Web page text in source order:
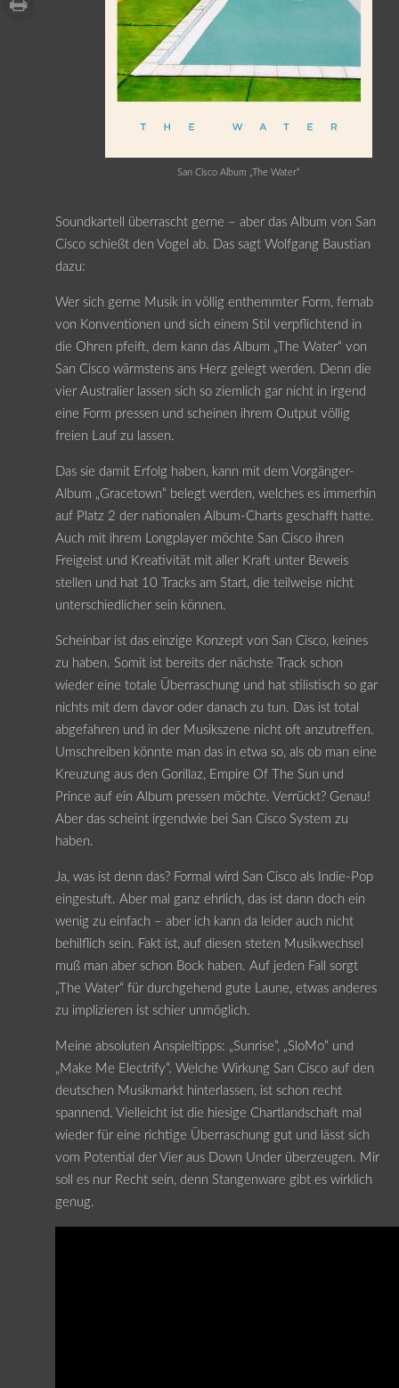
San Cisco Album „The Water“
Soundkartell überrascht gerne – aber das Album von San
Cisco schießt den Vogel ab. Das sagt Wolfgang Baustian
dazu:
Wer sich gerne Musik in völlig enthemmter Form, fernab
von Konventionen und sich einem Stil verpflichtend in
die Ohren pfeift, dem kann das Album „The Water“ von
San Cisco wärmstens ans Herz gelegt werden. Denn die
vier Australier lassen sich so ziemlich gar nicht in irgend
eine Form pressen und scheinen ihrem Output völlig
freien Lauf zu lassen.
Das sie damit Erfolg haben, kann mit dem Vorgänger-
Album „Gracetown“ belegt werden, welches es immerhin
auf Platz 2 der nationalen Album-Charts geschafft hatte.
Auch mit ihrem Longplayer möchte San Cisco ihren
Freigeist und Kreativität mit aller Kraft unter Beweis
stellen und hat 10 Tracks am Start, die teilweise nicht
unterschiedlicher sein können.
Scheinbar ist das einzige Konzept von San Cisco, keines
zu haben. Somit ist bereits der nächste Track schon
wieder eine totale Überraschung und hat stilistisch so gar
nichts mit dem davor oder danach zu tun. Das ist total
abgefahren und in der Musikszene nicht oft anzutreffen.
Umschreiben könnte man das in etwa so, als ob man eine
Kreuzung aus den Gorillaz, Empire Of The Sun und
Prince auf ein Album pressen möchte. Verrückt? Genau!
Aber das scheint irgendwie bei San Cisco System zu
haben.
Ja, was ist denn das? Formal wird San Cisco als Indie-Pop
eingestuft. Aber mal ganz ehrlich, das ist dann doch ein
wenig zu einfach – aber ich kann da leider auch nicht
behilflich sein. Fakt ist, auf diesen steten Musikwechsel
muß man aber schon Bock haben. Auf jeden Fall sorgt
„The Water“ für durchgehend gute Laune, etwas anderes
zu implizieren ist schier unmöglich.
Meine absoluten Anspieltipps: „Sunrise“, „SloMo“ und
„Make Me Electrify“. Welche Wirkung San Cisco auf den
deutschen Musikmarkt hinterlassen, ist schon recht
spannend. Vielleicht ist die hiesige Chartlandschaft mal
wieder für eine richtige Überraschung gut und lässt sich
vom Potential der Vier aus Down Under überzeugen. Mir
soll es nur Recht sein, denn Stangenware gibt es wirklich
genug.